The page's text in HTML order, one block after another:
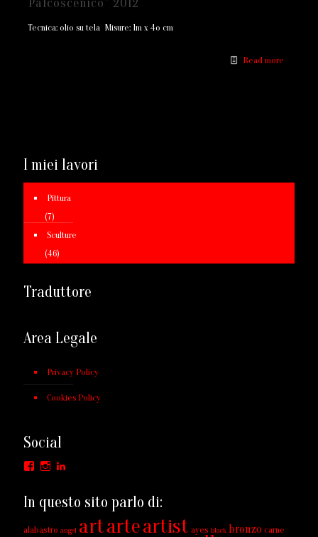
“Palcoscenico” 2012
Tecnica: olio su tela Misure: 1m x 4o cm
Read more
I miei lavori
Pittura
(7)
Sculture
(46)
Traduttore
Area Legale
Privacy Policy
Cookies Policy
Social
Facebook
Instagram
In questo sito parlo di:
alabastro angel artarteartist ayes black bronzo carne